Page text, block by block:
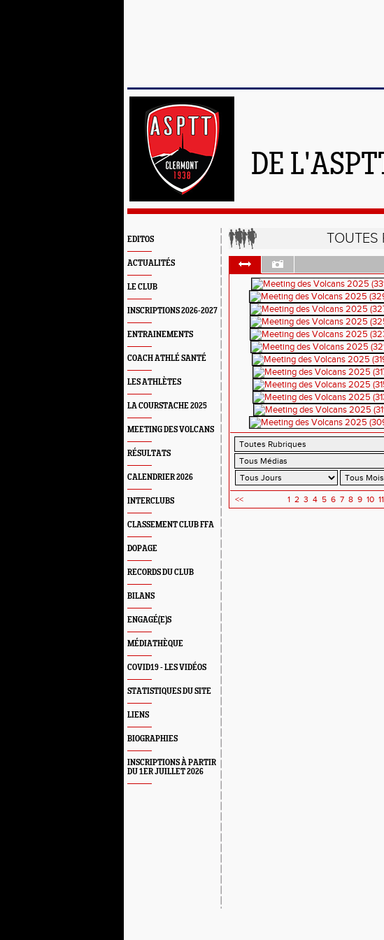
DE
EDITOS
ACTUALITÉS
LE CLUB
INSCRIPTIONS 2026-2027
ENTRAINEMENTS
COACH ATHLÉ SANTÉ
LES ATHLÈTES
LA COURSTACHE 2025
MEETING DES VOLCANS
RÉSULTATS
CALENDRIER 2026
INTERCLUBS
CLASSEMENT CLUB FFA
DOPAGE
RECORDS DU CLUB
BILANS
ENGAGÉ(E)S
MÉDIATHÈQUE
COVID19 - LES VIDÉOS
STATISTIQUES DU SITE
LIENS
BIOGRAPHIES
INSCRIPTIONS À PARTIR
DU 1ER JUILLET 2026
TOUTES
<< 1 2 3 4 5 6 7 8 9 10 11